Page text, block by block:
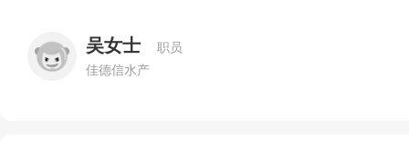
吴女士
职员
佳德信水产